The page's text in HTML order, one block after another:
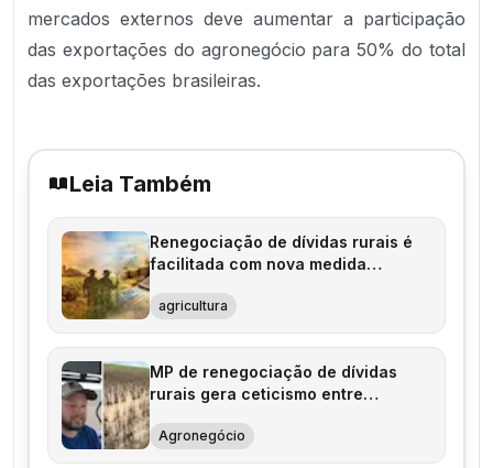
mercados externos deve aumentar a participação
das exportações do agronegócio para 50% do total
das exportações brasileiras.
Leia Também
Renegociação de dívidas rurais é
facilitada com nova medida
agricultura
MP de renegociação de dívidas
rurais gera ceticismo entre
Agronegócio